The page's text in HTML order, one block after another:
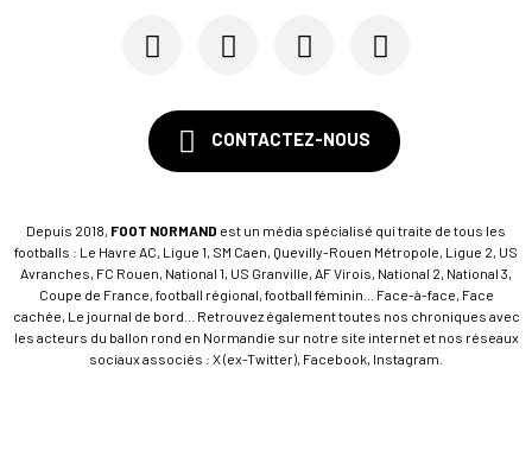
CONTACTEZ-NOUS
Depuis 2018, FOOT NORMAND est un média spécialisé qui traite de tous les
footballs : Le Havre AC, Ligue 1, SM Caen, Quevilly-Rouen Métropole, Ligue 2, US
Avranches, FC Rouen, National 1, US Granville, AF Virois, National 2, National 3,
Coupe de France, football régional, football féminin... Face-à-face, Face
cachée, Le journal de bord... Retrouvez également toutes nos chroniques avec
les acteurs du ballon rond en Normandie sur notre site internet et nos réseaux
sociaux associés : X (ex-Twitter), Facebook, Instagram.